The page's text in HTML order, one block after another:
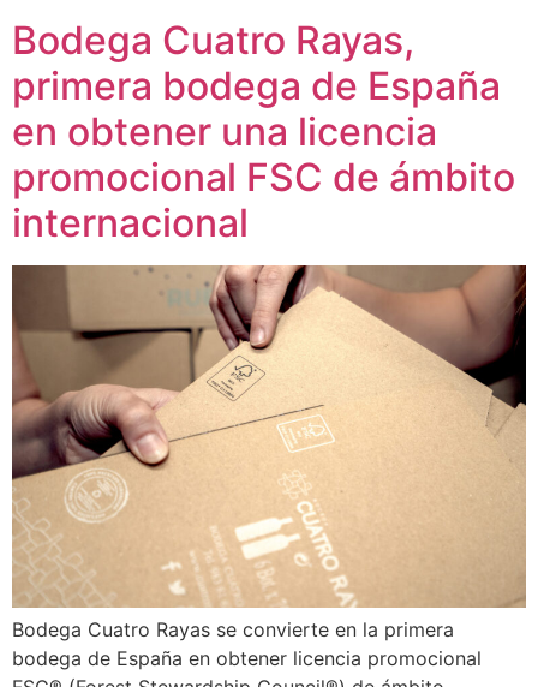
Bodega Cuatro Rayas,
primera bodega de España
en obtener una licencia
promocional FSC de ámbito
internacional
Bodega Cuatro Rayas se convierte en la primera
bodega de España en obtener licencia promocional